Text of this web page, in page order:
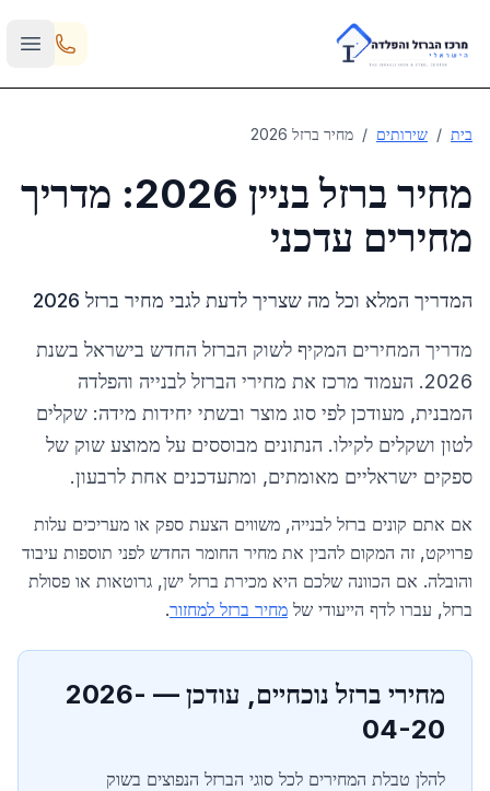
Skip to main content
בית / שירותים / מחיר ברזל 2026
מחיר ברזל בניין 2026: מדריך
מחירים עדכני
המדריך המלא וכל מה שצריך לדעת לגבי מחיר ברזל 2026
מדריך המחירים המקיף לשוק הברזל החדש בישראל בשנת
2026. העמוד מרכז את מחירי הברזל לבנייה והפלדה
המבנית, מעודכן לפי סוג מוצר ובשתי יחידות מידה: שקלים
לטון ושקלים לקילו. הנתונים מבוססים על ממוצע שוק של
ספקים ישראליים מאומתים, ומתעדכנים אחת לרבעון.
אם אתם קונים ברזל לבנייה, משווים הצעת ספק או מעריכים עלות
פרויקט, זה המקום להבין את מחיר החומר החדש לפני תוספות עיבוד
והובלה. אם הכוונה שלכם היא מכירת ברזל ישן, גרוטאות או פסולת
ברזל, עברו לדף הייעודי של מחיר ברזל למחזור.
מחירי ברזל נוכחיים, עודכן — 2026-
04-20
להלן טבלת המחירים לכל סוגי הברזל הנפוצים בשוק